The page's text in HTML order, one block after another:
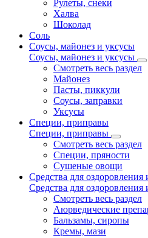
Рулеты, снеки
Халва
Шоколад
Соль
Соусы, майонез и уксусы
Соусы, майонез и уксусы
Смотреть весь раздел
Майонез
Пасты, пиккули
Соусы, заправки
Уксусы
Специи, приправы
Специи, приправы
Смотреть весь раздел
Специи, пряности
Сушеные овощи
Средства для
Средства для
Смотреть весь раздел
Аюрведические
Бальзамы, сиропы
Кремы, мази